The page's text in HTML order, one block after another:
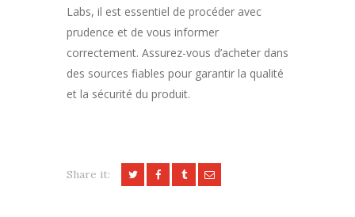
Labs, il est essentiel de procéder avec
prudence et de vous informer
correctement. Assurez-vous d’acheter dans
des sources fiables pour garantir la qualité
et la sécurité du produit.
Share it: